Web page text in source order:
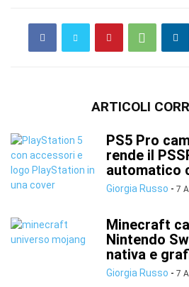
ARTICOLI
PS5 Pro
rende il
automatico
Giorgia Russo - 7
Minecraft
Nintendo
nativa e
Giorgia Russo - 7